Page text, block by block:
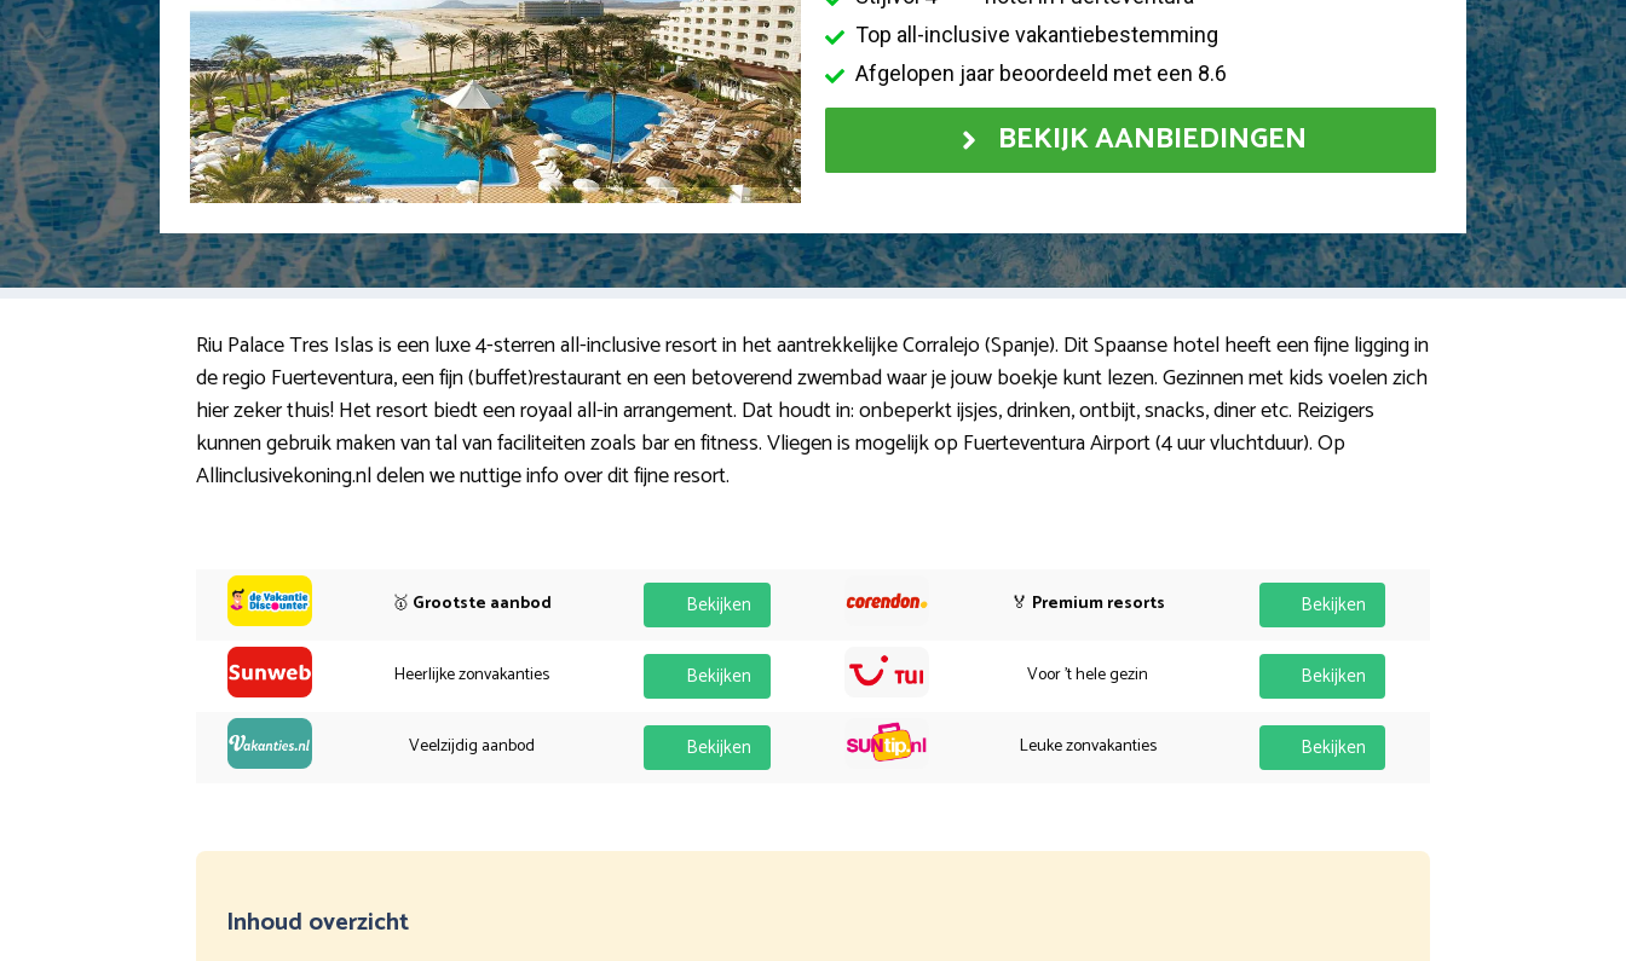
Top all-inclusive vakantiebestemming
Afgelopen jaar beoordeeld met een 8.6
BEKIJK AANBIEDINGEN
Riu Palace Tres Islas is een luxe 4-sterren all-inclusive resort in het aantrekkelijke Corralejo (Spanje). Dit Spaanse hotel heeft een fijne ligging in
de regio Fuerteventura, een fijn (buffet)restaurant en een betoverend zwembad waar je jouw boekje kunt lezen. Gezinnen met kids voelen zich
hier zeker thuis! Het resort biedt een royaal all-in arrangement. Dat houdt in: onbeperkt ijsjes, drinken, ontbijt, snacks, diner etc. Reizigers
kunnen gebruik maken van tal van faciliteiten zoals bar en fitness. Vliegen is mogelijk op Fuerteventura Airport (4 uur vluchtduur). Op
Allinclusivekoning.nl delen we nuttige info over dit fijne resort.
🥇 Grootste aanbod Bekijken
Heerlijke zonvakanties Bekijken
Veelzijdig aanbod Bekijken
🏅 Premium resorts Bekijken
Voor 't hele gezin Bekijken
Leuke zonvakanties Bekijken
Inhoud overzicht